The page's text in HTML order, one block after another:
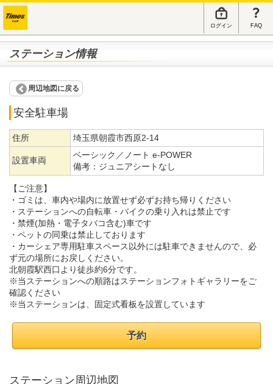
ログイン FAQ
ステーション情報
周辺地図に戻る
安全駐車場
住所 埼玉県朝霞市西原2-14
設置車両
ベーシック／ノート e-POWER
備考： ジュニアシートなし
【ご注意】
・ゴミは、車内や場内に放置せず必ずお持ち帰りください
・ステーションへの自転車・バイクの乗り入れは禁止です
・禁煙(加熱・電子タバコ含む)車です
・ペットの同乗は禁止しております
・カーシェア専用駐車スペース以外には駐車できませんので、必
ず元の場所にお戻しください。
北朝霞駅西口より徒歩約6分です。
※当ステーションへの順路はステーションフォトギャラリーをご
確認ください
※当ステーションは、固定式看板を設置しています
予約
ステーション周辺地図